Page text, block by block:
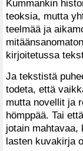
Kummankin
teoksia, mutta
teelmää ja
kirjoitetussa
Ja tekstistä
todeta, että
mutta novellit ja
hömppää. Tai
jotain
lasten kuvakirja